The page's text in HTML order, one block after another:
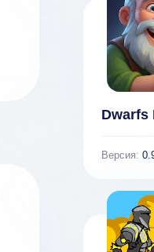
Dwarfs
Версия: